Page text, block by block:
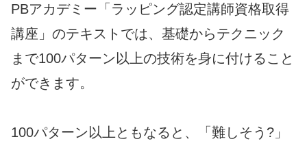
PBアカデミー「ラッピング認定講師資格取得
講座」 のテキストでは、 基礎からテクニック
まで100パターン以上の技術を身に付けるこ と
ができます。
100パターン以上ともなると、「難しそう?」